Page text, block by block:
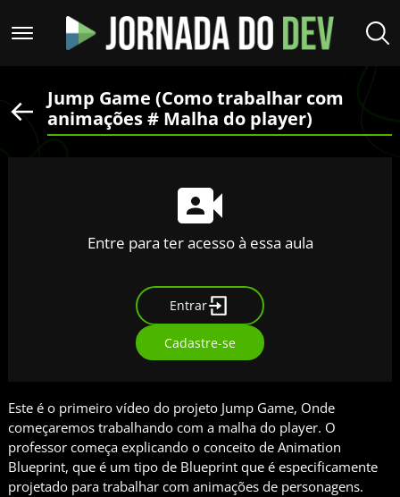
Jump Game (Como trabalhar com
animações # Malha do player)
Entre para ter acesso à essa aula
Entrar
Cadastre-se
Este é o primeiro vídeo do projeto Jump Game, Onde
começaremos trabalhando com a malha do player. O
professor começa explicando o conceito de Animation
Blueprint, que é um tipo de Blueprint que é especificamente
projetado para trabalhar com animações de personagens.